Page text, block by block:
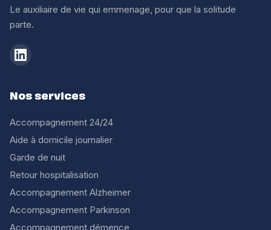
Le auxiliaire de vie qui emmenage, pour que la solitude
parte.
Nos services
Accompagnement 24/24
Aide à domicile journalier
Garde de nuit
Retour hospitalisation
Accompagnement Alzheimer
Accompagnement Parkinson
Accompagnement démence